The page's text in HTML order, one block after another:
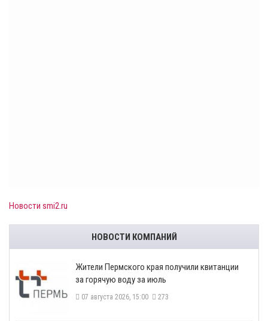
Новости smi2.ru
НОВОСТИ КОМПАНИЙ
​Жители Пермского края получили квитанции
за горячую воду за июль
07 августа 2026, 15:00 273